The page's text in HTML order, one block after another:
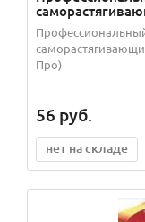
Про)
56 руб.
нет на складе